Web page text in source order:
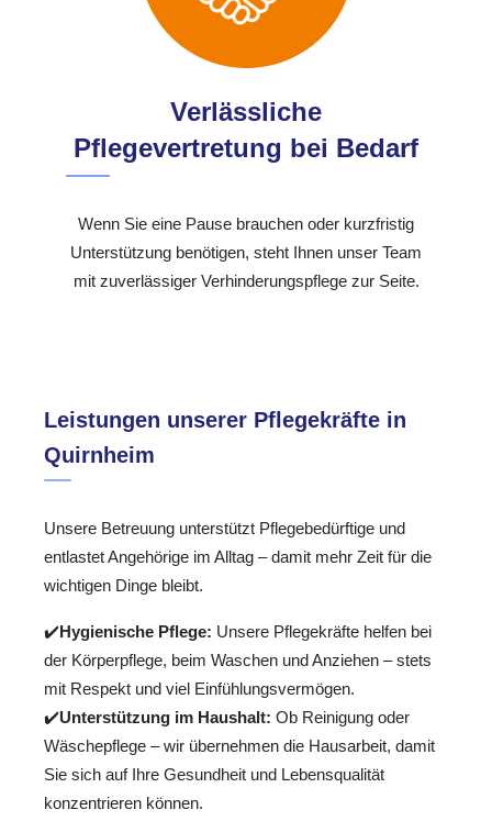
Verlässliche
Pflegevertretung bei Bedarf
Wenn Sie eine Pause brauchen oder kurzfristig
Unterstützung benötigen, steht Ihnen unser Team
mit zuverlässiger Verhinderungspflege zur Seite.
Leistungen unserer Pflegekräfte in
Quirnheim
Unsere Betreuung unterstützt Pflegebedürftige und
entlastet Angehörige im Alltag – damit mehr Zeit für die
wichtigen Dinge bleibt.
✔️Hygienische Pflege: Unsere Pflegekräfte helfen bei
der Körperpflege, beim Waschen und Anziehen – stets
mit Respekt und viel Einfühlungsvermögen.
✔️Unterstützung im Haushalt: Ob Reinigung oder
Wäschepflege – wir übernehmen die Hausarbeit, damit
Sie sich auf Ihre Gesundheit und Lebensqualität
konzentrieren können.